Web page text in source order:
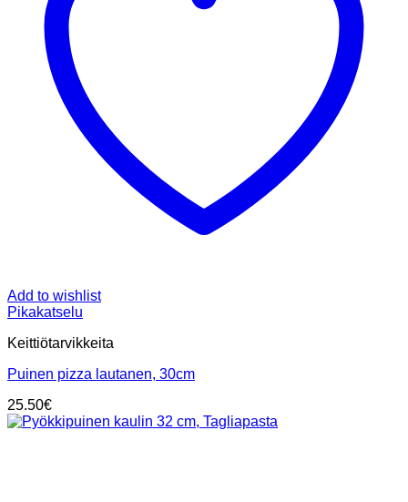
Add to wishlist
Pikakatselu
Keittiötarvikkeita
Puinen pizza lautanen, 30cm
25.50€